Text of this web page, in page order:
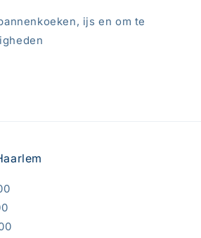
ijs en om te